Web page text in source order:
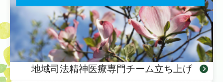
地域司法精神医療専門チーム立ち上げ